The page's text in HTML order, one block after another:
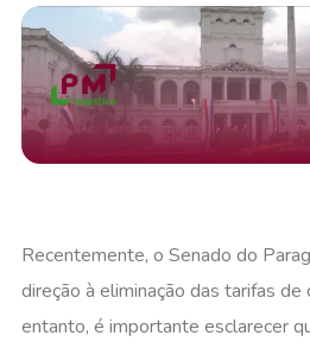
Recentemente, o Senado do
direção à eliminação das tarifas de
entanto, é importante esclarecer